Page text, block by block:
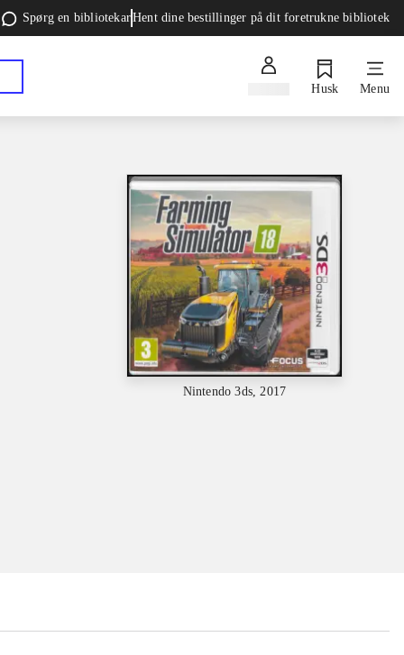
Spørg en bibliotekarHent dine bestillinger på dit foretrukne bibliotek
Husk Menu
Nintendo 3ds, 2017